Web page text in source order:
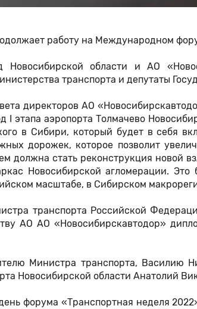
работу на Международном
Новосибирской области и АО
транспорта и депутаты
директоров АО
I этапа аэропорта Толмачево
в Сибири, который будет в себя
дорожек, которое позволит
должна стать реконструкция новой
Новосибирской агломерации.
масштабе, в Сибирском
транспорта Российской
АО АО «Новосибирскавтодор»
Министра транспорта, Василию
Новосибирской области Анатолий
форума «Транспортная неделя